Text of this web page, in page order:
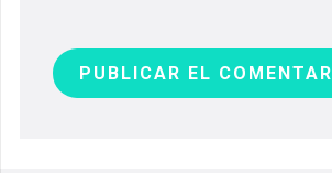
PUBLICAR EL